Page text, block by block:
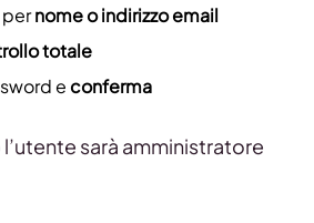
pernome o indirizzo email
totale
econferma
sarà amministratore